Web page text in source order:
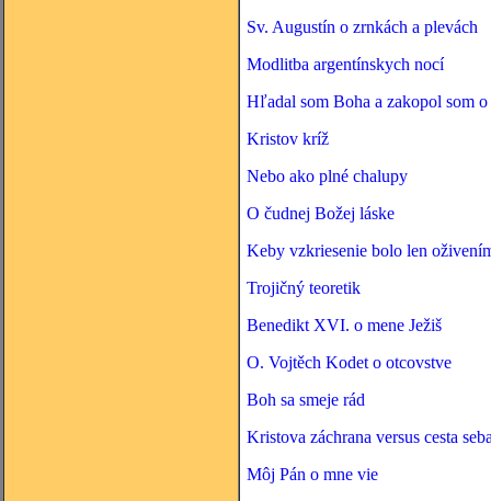
Sv. Augustín o zrnkách a plevách
Modlitba argentínskych nocí
Hľadal som Boha a zakopol som
Kristov kríž
Nebo ako plné chalupy
O čudnej Božej láske
Keby vzkriesenie bolo len
Trojičný teoretik
Benedikt XVI. o mene Ježiš
O. Vojtěch Kodet o otcovstve
Boh sa smeje rád
Kristova záchrana versus cesta
Môj Pán o mne vie